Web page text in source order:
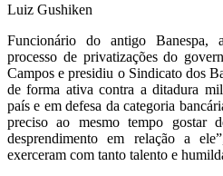
Luiz Gushiken
Funcionário do antigo Banespa,
processo de privatizações do
Campos e presidiu o Sindicato dos
de forma ativa contra a ditadura
país e em defesa da categoria
preciso ao mesmo tempo gostar
desprendimento em relação a
exerceram com tanto talento e